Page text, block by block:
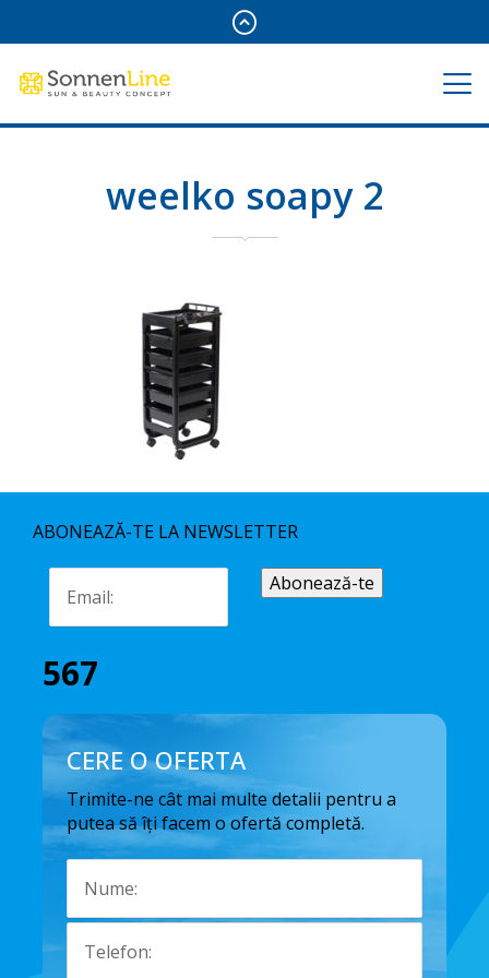
weelko soapy 2
ABONEAZĂ-TE LA NEWSLETTER
567
CERE O OFERTA
Trimite-ne cât mai multe detalii pentru a
putea să îți facem o ofertă completă.